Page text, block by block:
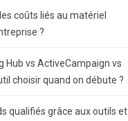
coûts liés au matériel
?
Hub vs ActiveCampaign vs
choisir quand on débute ?
qualifiés grâce aux outils et